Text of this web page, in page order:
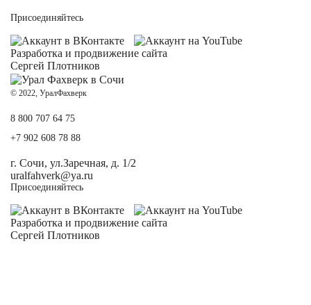
Присоединяйтесь
Разработка и продвижение сайта
Сергей Плотников
© 2022, УралФахверк
8 800 707 64 75
+7 902 608 78 88
г. Сочи, ул.Заречная, д. 1/2
uralfahverk@ya.ru
Присоединяйтесь
Разработка и продвижение сайта
Сергей Плотников